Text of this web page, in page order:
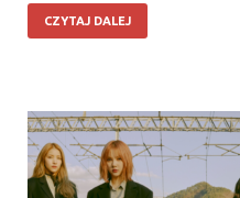
CZYTAJ DALEJ